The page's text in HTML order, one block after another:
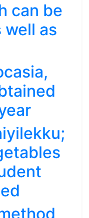
can be
well as